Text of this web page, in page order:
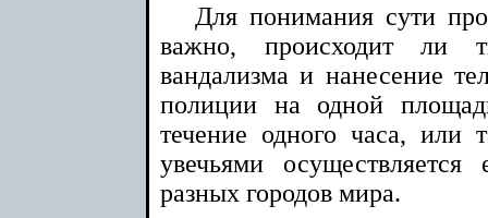
Для понимания сути
важно, происходит ли
вандализма и нанесение
полиции на одной
течение одного часа, или
увечьями
разных городов мира.